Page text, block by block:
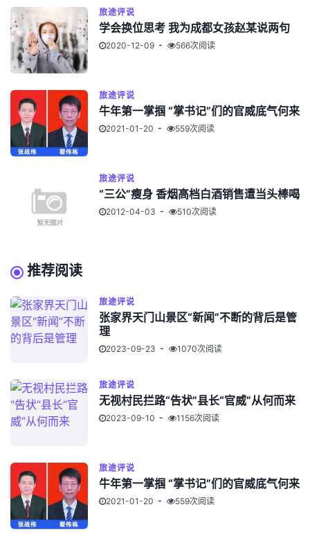
旅途评说
学会换位思考 我为成都女孩赵某说两句
2020-12-09 566次阅读
旅途评说
牛年第一掌掴 “掌书记”们的官威底气何来
2021-01-20 559次阅读
旅途评说
“三公”瘦身 香烟高档白酒销售遭当头棒喝
2012-04-03 510次阅读
推荐阅读
旅途评说
张家界天门山景区“新闻”不断的背后是管
理
2023-09-23 1070次阅读
旅途评说
无视村民拦路“告状”县长“官威”从何而来
2023-09-10 1156次阅读
旅途评说
牛年第一掌掴 “掌书记”们的官威底气何来
2021-01-20 559次阅读